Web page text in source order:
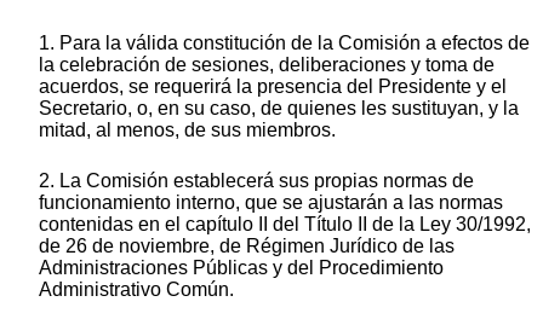
1. Para la válida constitución de la Comisión a efectos de
la celebración de sesiones, deliberaciones y toma de
acuerdos, se requerirá la presencia del Presidente y el
Secretario, o, en su caso, de quienes les sustituyan, y la
mitad, al menos, de sus miembros.
2. La Comisión establecerá sus propias normas de
funcionamiento interno, que se ajustarán a las normas
contenidas en el capítulo II del Título II de la Ley 30/1992,
de 26 de noviembre, de Régimen Jurídico de las
Administraciones Públicas y del Procedimiento
Administrativo Común.